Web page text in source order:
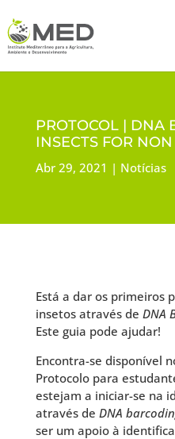
PROTOCOL | DNA
INSECTS FOR
Abr 29, 2021 Notícias
Está a dar os primeiros
insetos através de DNA
Este guia pode ajudar!
Encontra-se disponível
Protocolo para
estejam a iniciar-se na
através de DNA
ser um apoio à